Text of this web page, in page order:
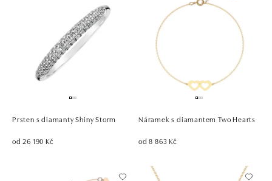
Prsten s diamanty Shiny Storm
od 26 190 Kč
Náramek s diamantem Two Hearts
od 8 863 Kč